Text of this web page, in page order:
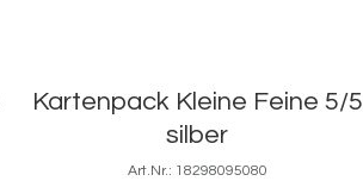
Kartenpack Kleine Feine 5/5
silber
Art.Nr.: 18298095080